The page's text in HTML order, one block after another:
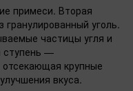
примеси. Вторая
гранулированный уголь.
частицы угля и
ступень —
крупные
вкуса.